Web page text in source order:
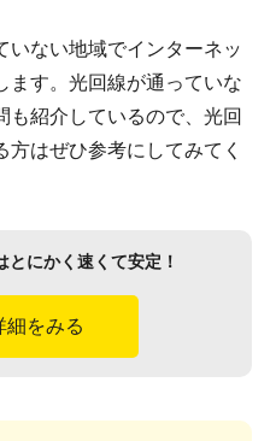
いない地域でインターネッ
ます。光回線が通っていな
も紹介しているので、光回
はぜひ参考にしてみてく
にかく速くて安定！
細をみる